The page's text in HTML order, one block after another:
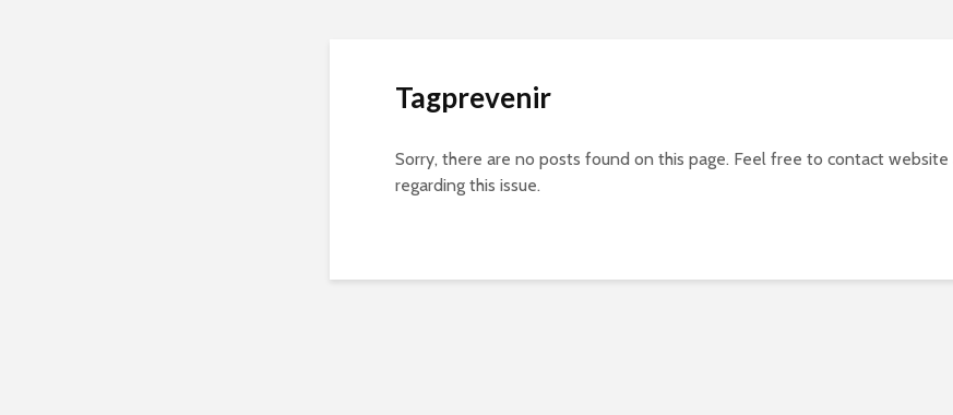
Tagprevenir
Sorry, there are no posts found on this page. Feel free to contact
regarding this issue.